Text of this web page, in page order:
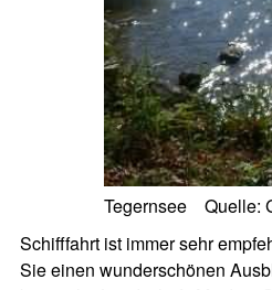
Tegernsee Quelle:
Schifffahrt ist immer sehr
Sie einen wunderschönen